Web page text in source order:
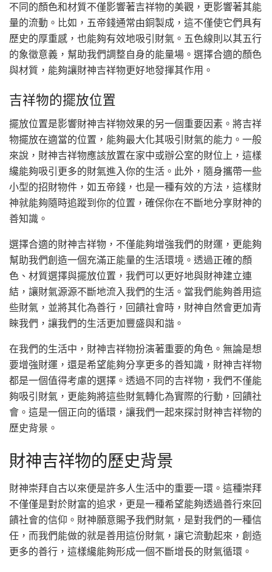
不同的顏色和材質不僅影響著吉祥物的美觀，更影響著其能
量的流動。比如，五帝錢通常由銅製成，這不僅使它們具有
歷史的厚重感，也能夠有效地吸引財氣。五色線則以其五行
的象徵意義，幫助我們調整自身的能量場。選擇合適的顏色
與材質，能夠讓財神吉祥物更好地發揮其作用。
吉祥物的擺放位置
擺放位置是影響財神吉祥物效果的另一個重要因素。將吉祥
物擺放在適當的位置，能夠最大化其吸引財氣的能力。一般
來說，財神吉祥物應該放置在家中或辦公室的財位上，這樣
纔能夠吸引更多的財氣進入你的生活。此外，隨身攜帶一些
小型的招財物件，如五帝錢，也是一種有效的方法，這樣財
神就能夠隨時追蹤到你的位置，確保你在不斷地分享財神的
善知識。
選擇合適的財神吉祥物，不僅能夠增強我們的財運，更能夠
幫助我們創造一個充滿正能量的生活環境。透過正確的顏
色、材質選擇與擺放位置，我們可以更好地與財神建立連
結，讓財氣源源不斷地流入我們的生活。當我們能夠善用這
些財氣，並將其化為善行，回饋社會時，財神自然會更加青
睞我們，讓我們的生活更加豐盛與和諧。
在我們的生活中，財神吉祥物扮演著重要的角色。無論是想
要增強財運，還是希望能夠分享更多的善知識，財神吉祥物
都是一個值得考慮的選擇。透過不同的吉祥物，我們不僅能
夠吸引財氣，更能夠將這些財氣轉化為實際的行動，回饋社
會。這是一個正向的循環，讓我們一起來探討財神吉祥物的
歷史背景。
財神吉祥物的歷史背景
財神崇拜自古以來便是許多人生活中的重要一環。這種崇拜
不僅僅是對於財富的追求，更是一種希望能夠透過善行來回
饋社會的信仰。財神願意賜予我們財氣，是對我們的一種信
任，而我們能做的就是善用這份財氣，讓它流動起來，創造
更多的善行，這樣纔能夠形成一個不斷增長的財氣循環。